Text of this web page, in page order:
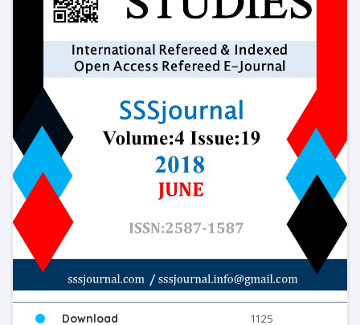
Download 1125